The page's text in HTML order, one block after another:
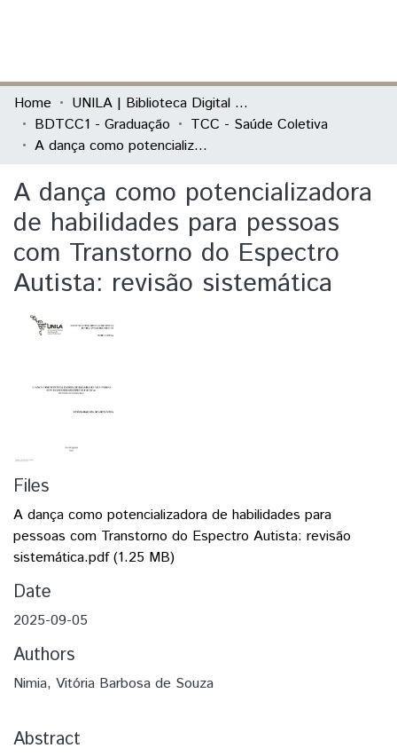
Communities & Collections
All of DSpace
Home
UNILA | Biblioteca Digital de Trabalhos de Conclusão de Curso
BDTCC1 - Graduação
TCC - Saúde Coletiva
A dança como potencializadora de habilidades para pessoas com Transtorno do Espectro Autista: revisão sistemática
A dança como potencializadora
de habilidades para pessoas
com Transtorno do Espectro
Autista: revisão sistemática
Files
A dança como potencializadora de habilidades para
pessoas com Transtorno do Espectro Autista: revisão
sistemática.pdf(1.25 MB)
Date
2025-09-05
Authors
Nimia, Vitória Barbosa de Souza
Abstract